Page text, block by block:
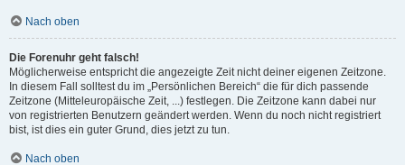
Nach oben
Die Forenuhr geht falsch!
Möglicherweise entspricht die angezeigte Zeit nicht deiner eigenen Zeitzone.
In diesem Fall solltest du im „Persönlichen Bereich“ die für dich passende
Zeitzone (Mitteleuropäische Zeit, ...) festlegen. Die Zeitzone kann dabei nur
von registrierten Benutzern geändert werden. Wenn du noch nicht registriert
bist, ist dies ein guter Grund, dies jetzt zu tun.
Nach oben